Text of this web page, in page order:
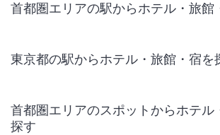
首都圏エリアの駅からホテル・旅館
東京都の駅からホテル・旅館・宿を
首都圏エリアのスポットからホテル
探す